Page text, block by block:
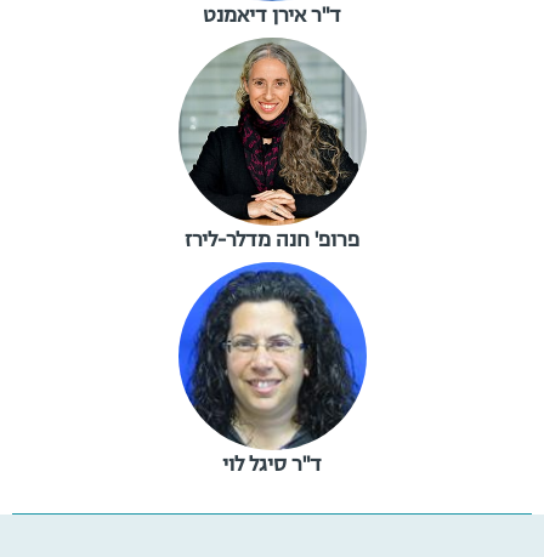
ד"ר אירן דיאמנט
פרופ' חנה מדלר-לירז
ד"ר סיגל לוי